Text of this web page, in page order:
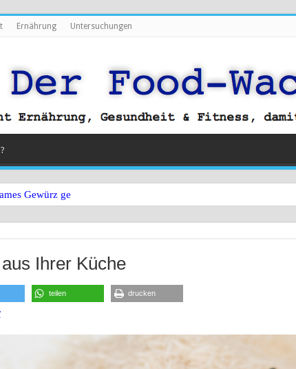
Ernährung Untersuchungen
Gewürz gegen Bauchfett?
Ihrer Küche
teilen drucken